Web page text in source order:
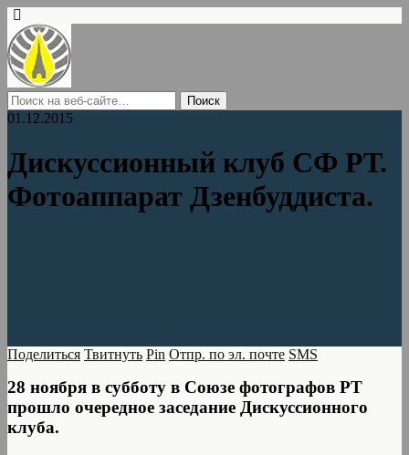
01.12.2015
Дискуссионный клуб СФ РТ.
Фотоаппарат Дзенбуддиста.
Поделиться Твитнуть Pin Отпр. по эл. почте SMS
28 ноября в субботу в Союзе фотографов РТ
прошло очередное заседание Дискуссионного
клуба.